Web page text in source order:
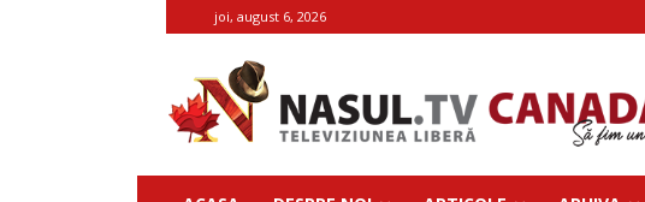
joi, august 6, 2026